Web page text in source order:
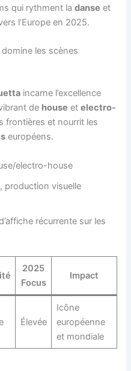
qui rythment ladanse et
l’Europe en 2025.
les scènes
incarne l’excellence
de house etelectro-
frontières et nourrit les
européens.
electro-house
production visuelle
récurrente sur les
2025
Focus
Impact
Élevée
Icône
européenne
et mondiale